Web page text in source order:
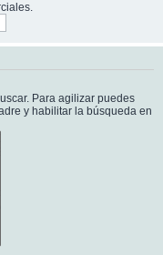
Para agilizar puedes
y habilitar la búsqueda en